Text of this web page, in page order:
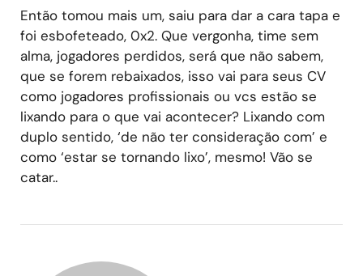
Então tomou mais um, saiu para dar a cara tapa e
foi esbofeteado, 0x2. Que vergonha, time sem
alma, jogadores perdidos, será que não sabem,
que se forem rebaixados, isso vai para seus CV
como jogadores profissionais ou vcs estão se
lixando para o que vai acontecer? Lixando com
duplo sentido, ‘de não ter consideração com’ e
como ‘estar se tornando lixo’, mesmo! Vão se
catar..